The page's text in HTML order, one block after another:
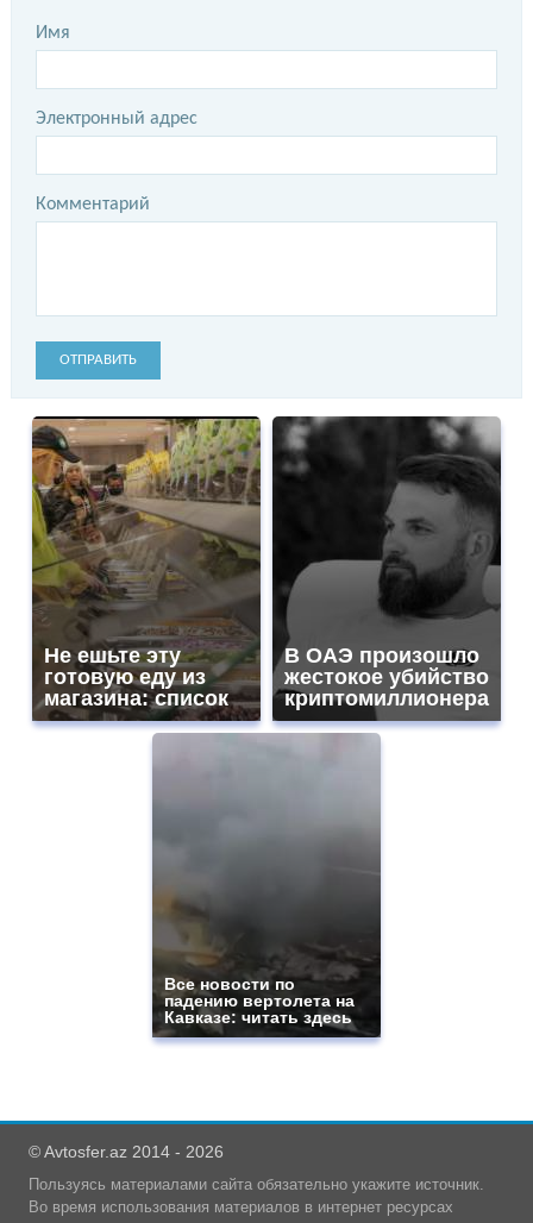
Имя
Электронный адрес
Комментарий
ОТПРАВИТЬ
Не ешьте эту
готовую еду из
магазина: список
В ОАЭ произошло
жестокое убийство
криптомиллионера
Все новости по
падению вертолета на
Кавказе: читать здесь
© Avtosfer.az 2014 - 2026
Пользуясь материалами сайта обязательно укажите источник.
Во время использования материалов в интернет ресурсах